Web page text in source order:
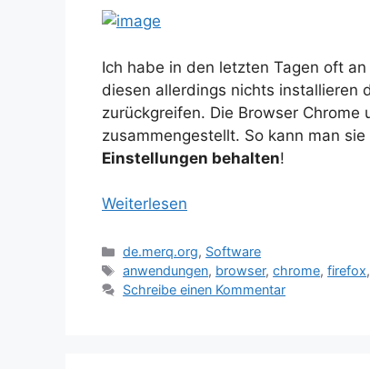
Ich habe in den letzten Tagen oft
diesen allerdings nichts installieren
zurückgreifen. Die Browser
zusammengestellt. So kann man
Einstellungen behalten!
Weiterlesen
Kategorien
de.merq.org, Software
Schlagwörter
anwendungen, browser,chrome,firefox,
Schreibe einen Kommentar